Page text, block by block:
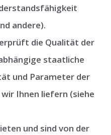
andere).
die Qualität der
staatliche
und Parameter der
Ihnen liefern (siehe
und sind von der